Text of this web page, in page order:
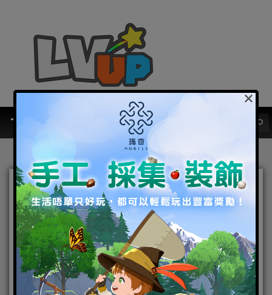
《奇迹暖暖》奇幻指環活動
即將登場 「向陽之旅」同步
推出
2019-07-04|Android,IOS,好康活動 手機遊戲 奇迹暖暖
×